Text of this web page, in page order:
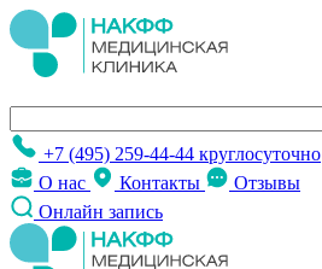
+7 (495) 259-44-44 круглосуточно
О нас
Контакты
Отзывы
Онлайн запись